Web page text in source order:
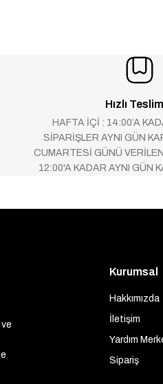
Hızlı
HAFTA İÇİ : 14:00’A
SİPARİŞLER AYNI GÜN
CUMARTESİ GÜNÜ
12:00'A KADAR AYNI GÜN
Kurumsal
Hakkımızda
İletişim
Yardım
Sipariş